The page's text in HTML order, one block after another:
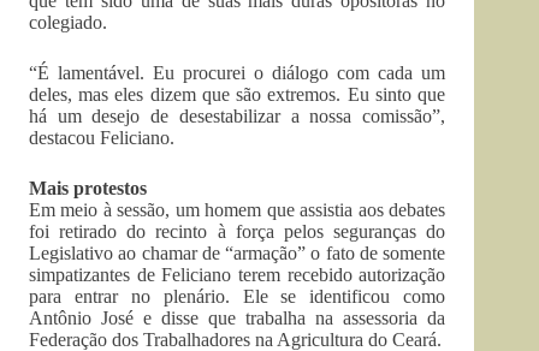
colegiado.
“É lamentável. Eu procurei o diálogo com cada um
deles, mas eles dizem que são extremos. Eu sinto que
há um desejo de desestabilizar a nossa comissão”,
destacou Feliciano.
Mais protestos
Em meio à sessão, um homem que assistia aos debates
foi retirado do recinto à força pelos seguranças do
Legislativo ao chamar de “armação” o fato de somente
simpatizantes de Feliciano terem recebido autorização
para entrar no plenário. Ele se identificou como
Antônio José e disse que trabalha na assessoria da
Federação dos Trabalhadores na Agricultura do Ceará.